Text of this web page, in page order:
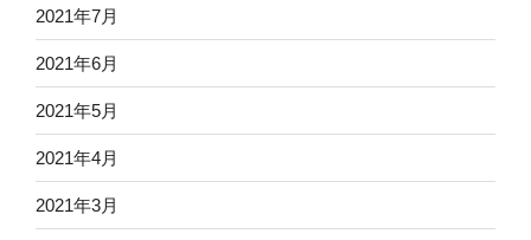
2021年7月
2021年6月
2021年5月
2021年4月
2021年3月